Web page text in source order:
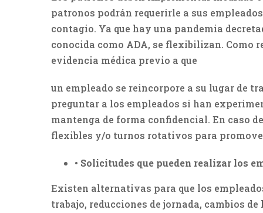
patronos podrán requerirle a sus
contagio. Ya que hay una pandemia
conocida como ADA, se flexibilizan.
evidencia médica previo a que
un empleado se reincorpore a su lugar de
preguntar a los empleados si han
mantenga de forma confidencial. En caso
flexibles y/o turnos rotativos para
• Solicitudes que pueden realizar los
Existen alternativas para que los
trabajo, reducciones de jornada, cambios